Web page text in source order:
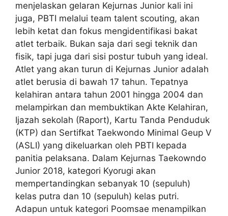
menjelaskan gelaran Kejurnas Junior kali ini
juga, PBTI melalui team talent scouting, akan
lebih ketat dan fokus mengidentifikasi bakat
atlet terbaik. Bukan saja dari segi teknik dan
fisik, tapi juga dari sisi postur tubuh yang ideal.
Atlet yang akan turun di Kejurnas Junior adalah
atlet berusia di bawah 17 tahun. Tepatnya
kelahiran antara tahun 2001 hingga 2004 dan
melampirkan dan membuktikan Akte Kelahiran,
Ijazah sekolah (Raport), Kartu Tanda Penduduk
(KTP) dan Sertifkat Taekwondo Minimal Geup V
(ASLI) yang dikeluarkan oleh PBTI kepada
panitia pelaksana. Dalam Kejurnas Taekowndo
Junior 2018, kategori Kyorugi akan
mempertandingkan sebanyak 10 (sepuluh)
kelas putra dan 10 (sepuluh) kelas putri.
Adapun untuk kategori Poomsae menampilkan